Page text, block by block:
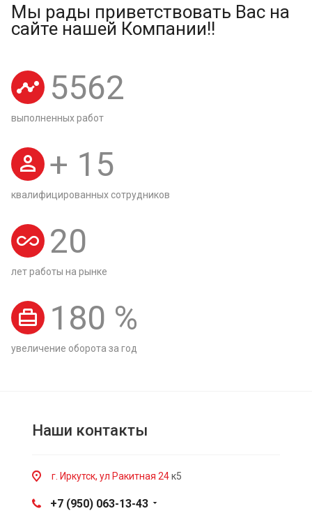
Мы рады приветствовать Вас на
сайте нашей Компании!!
5562
выполненных работ
+ 15
квалифицированных сотрудников
20
лет работы на рынке
180 %
увеличение оборота за год
Наши контакты
г. Иркутск, ул Ракитная 24к5
+7 (950) 063-13-43